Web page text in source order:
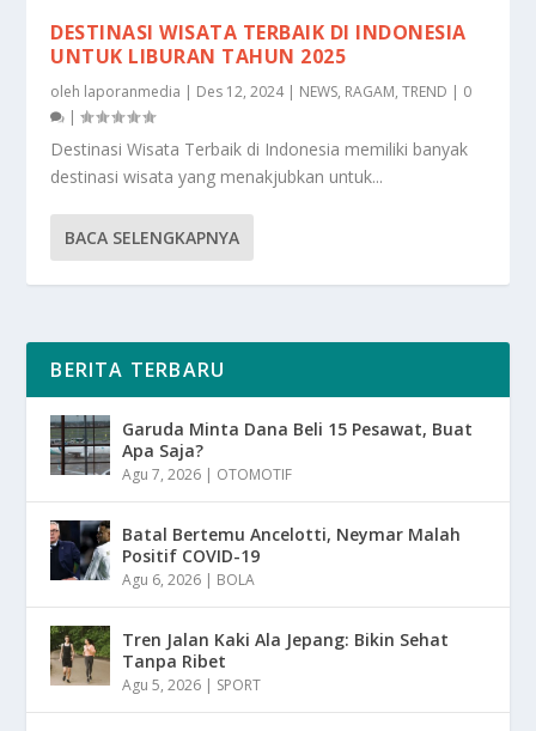
DESTINASI WISATA TERBAIK DI INDONESIA
UNTUK LIBURAN TAHUN 2025
oleh laporanmedia | Des 12, 2024| NEWS, RAGAM,TREND | 0
|
Destinasi Wisata Terbaik di Indonesia memiliki banyak
destinasi wisata yang menakjubkan untuk...
BACA SELENGKAPNYA
BERITA TERBARU
Garuda Minta Dana Beli 15 Pesawat, Buat
Apa Saja?
Agu 7, 2026 | OTOMOTIF
Batal Bertemu Ancelotti, Neymar Malah
Positif COVID-19
Agu 6, 2026 | BOLA
Tren Jalan Kaki Ala Jepang: Bikin Sehat
Tanpa Ribet
Agu 5, 2026 | SPORT